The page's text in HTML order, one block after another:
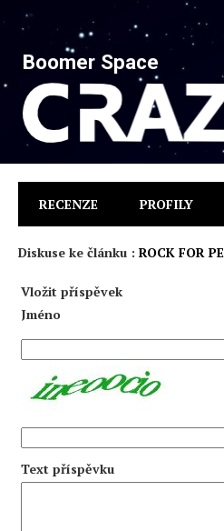
Boomer Space
RECENZE PROFILY
Diskuse ke článku : ROCK FOR
Vložit příspěvek
Jméno
Text příspěvku